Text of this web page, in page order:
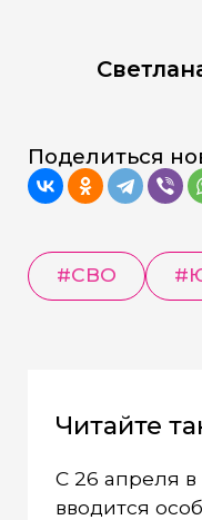
Поделиться
#СВО
Читайте
С 26 апреля
вводится